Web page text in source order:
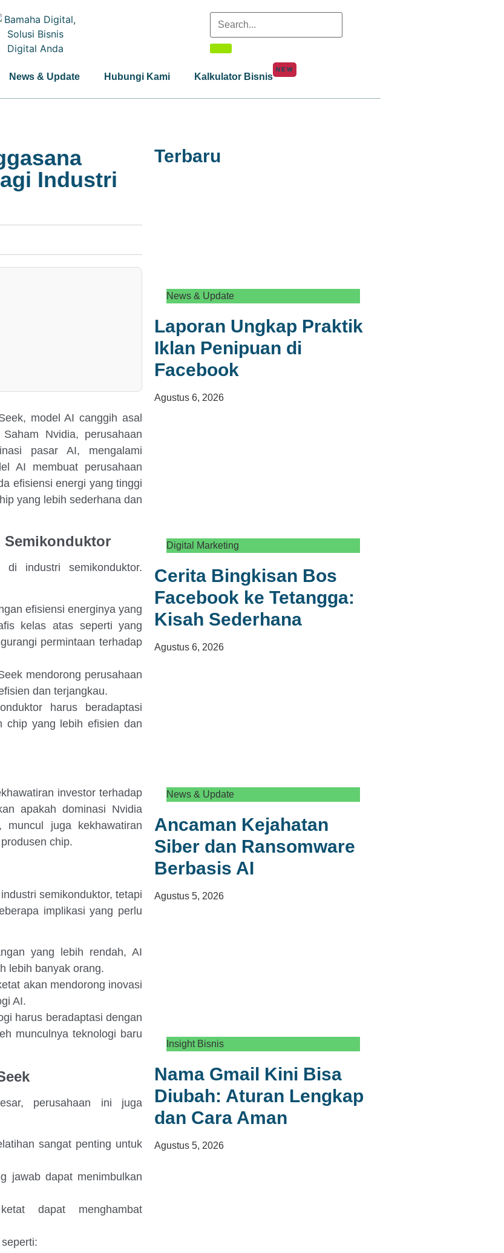
News & Update Hubungi Kami Kalkulator Bisnis
NEW
Industri
model AI canggih asal
Nvidia, perusahaan
pasar AI, mengalami
AI membuat perusahaan
efisiensi energi yang tinggi
yang lebih sederhana dan
Semikonduktor
di industri semikonduktor.
efisiensi energinya yang
kelas atas seperti yang
permintaan terhadap
mendorong perusahaan
dan terjangkau.
harus beradaptasi
chip yang lebih efisien dan
investor terhadap
apakah dominasi Nvidia
juga kekhawatiran
chip.
semikonduktor, tetapi
implikasi yang perlu
yang lebih rendah, AI
lebih banyak orang.
akan mendorong inovasi
AI.
harus beradaptasi dengan
munculnya teknologi baru
perusahaan ini juga
sangat penting untuk
jawab dapat menimbulkan
dapat menghambat
Terbaru
News & Update
Laporan Ungkap Praktik
Iklan Penipuan di
Facebook
Agustus 6, 2026
Digital Marketing
Cerita Bingkisan Bos
Facebook ke Tetangga:
Kisah Sederhana
Agustus 6, 2026
News & Update
Ancaman Kejahatan
Siber dan Ransomware
Berbasis AI
Agustus 5, 2026
Insight Bisnis
Nama Gmail Kini Bisa
Diubah: Aturan Lengkap
dan Cara Aman
Agustus 5, 2026